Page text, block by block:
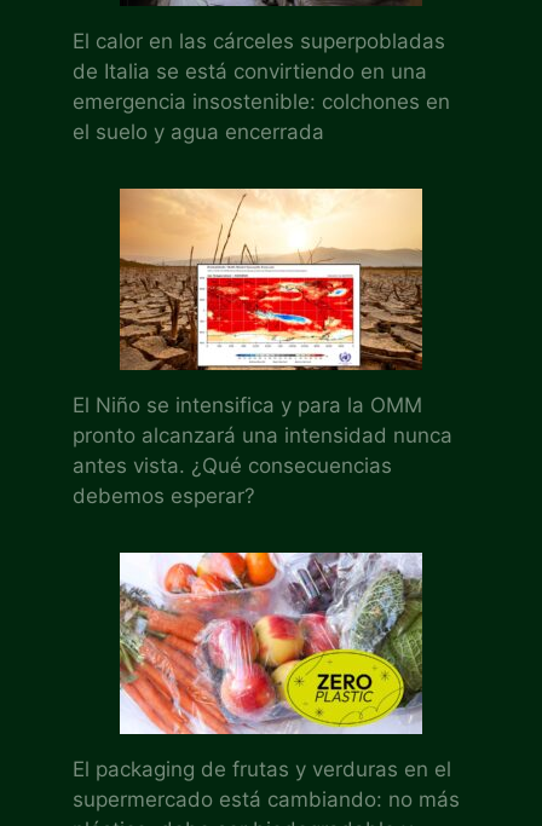
El calor en las cárceles superpobladas
de Italia se está convirtiendo en una
emergencia insostenible: colchones en
el suelo y agua encerrada
El Niño se intensifica y para la OMM
pronto alcanzará una intensidad nunca
antes vista. ¿Qué consecuencias
debemos esperar?
El packaging de frutas y verduras en el
supermercado está cambiando: no más